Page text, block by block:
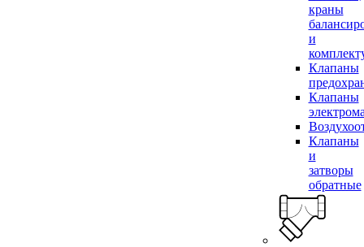
краны
и
Клапаны
Клапаны
Клапаны
и
затворы
обратные